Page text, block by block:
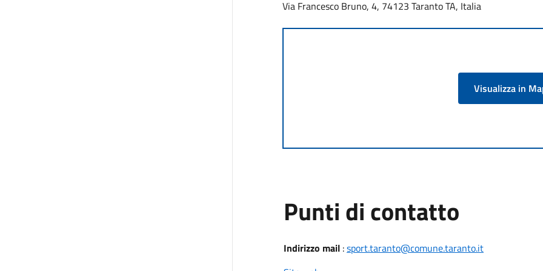
Via Francesco Bruno, 4, 74123 Taranto TA, Italia
Visualizza in
Punti di contatto
Indirizzo mail:sport.taranto@comune.taranto.it